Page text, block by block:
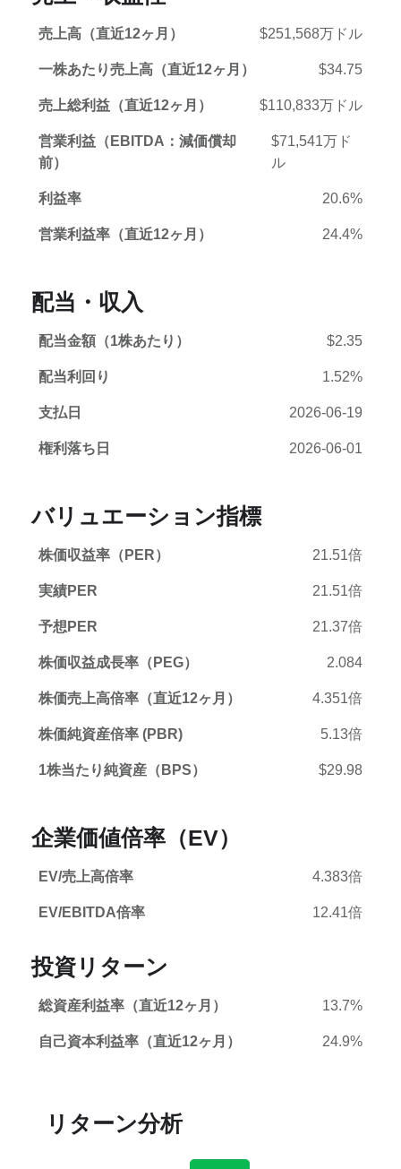
売上高（直近12ヶ月） $251,568万ドル
一株あたり売上高（直近12ヶ月） $34.75
売上総利益（直近12ヶ月） $110,833万ドル
営業利益（EBITDA：減価償却
前）
$71,541万ド
ル
利益率 20.6%
営業利益率（直近12ヶ月） 24.4%
配当・収入
配当金額（1株あたり） $2.35
配当利回り 1.52%
支払日 2026-06-19
権利落ち日 2026-06-01
バリュエーション指標
株価収益率（PER） 21.51倍
実績PER 21.51倍
予想PER 21.37倍
株価収益成長率（PEG） 2.084
株価売上高倍率（直近12ヶ月） 4.351倍
株価純資産倍率 (PBR) 5.13倍
1株当たり純資産（BPS） $29.98
企業価値倍率（EV）
EV/売上高倍率 4.383倍
EV/EBITDA倍率 12.41倍
投資リターン
総資産利益率（直近12ヶ月） 13.7%
自己資本利益率（直近12ヶ月） 24.9%
リターン分析